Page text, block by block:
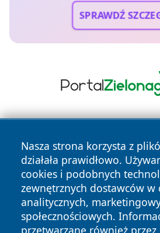
SPRAWDŹ
Nasza strona korzysta z
działała prawidłowo.
cookies i podobnych
zewnętrznych dostawców w
analitycznych,
społecznościowych.
przetwarzane również przez
Copyright © 2026 stalowanews.pl
zastrzeżone.